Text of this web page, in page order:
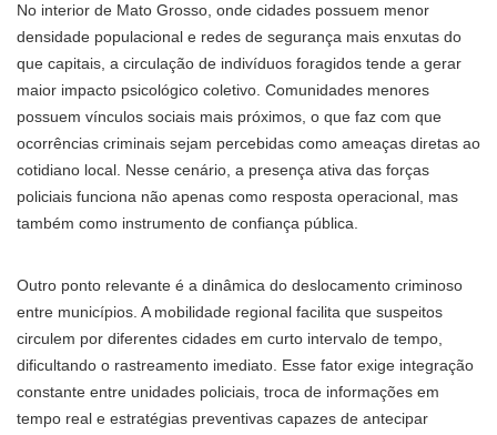
No interior de Mato Grosso, onde cidades possuem menor
densidade populacional e redes de segurança mais enxutas do
que capitais, a circulação de indivíduos foragidos tende a gerar
maior impacto psicológico coletivo. Comunidades menores
possuem vínculos sociais mais próximos, o que faz com que
ocorrências criminais sejam percebidas como ameaças diretas ao
cotidiano local. Nesse cenário, a presença ativa das forças
policiais funciona não apenas como resposta operacional, mas
também como instrumento de confiança pública.
Outro ponto relevante é a dinâmica do deslocamento criminoso
entre municípios. A mobilidade regional facilita que suspeitos
circulem por diferentes cidades em curto intervalo de tempo,
dificultando o rastreamento imediato. Esse fator exige integração
constante entre unidades policiais, troca de informações em
tempo real e estratégias preventivas capazes de antecipar